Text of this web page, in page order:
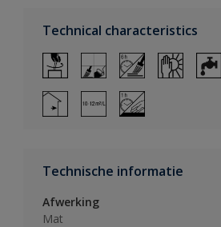
Technical characteristics
Technische informatie
Afwerking
Mat